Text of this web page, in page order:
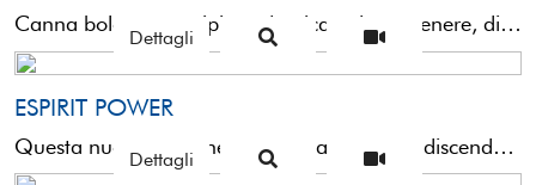
Canna bolognese atipica ed unica nel suo genere, discendente diretta della iconica Foce 300 NX.Ideata per pescare ...
Dettagli
ESPIRIT POWER
Questa nuova bolognese strong action, è la discendente diretta e l’evoluzione naturale di Potenza Pro e Imperium, ...
Dettagli